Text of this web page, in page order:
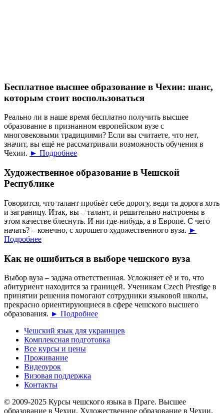
Бесплатное высшее образование в Чехии: шанс,
которым стоит воспользоваться
Реально ли в наше время бесплатно получить высшее
образование в признанном европейском вузе с
многовековыми традициями? Если вы считаете, что нет,
значит, вы ещё не рассматривали возможность обучения в
Чехии. ► Подробнее
Художественное образование в Чешской
Республике
Говорится, что талант пробьёт себе дорогу, веди та дорога хоть
и заграницу. Итак, вы – талант, и решительно настроены в
этом качестве блеснуть. И ни где-нибудь, а в Европе. С чего
начать? – конечно, с хорошего художественного вуза. ►
Подробнее
Как не ошибиться в выборе чешского вуза
Выбор вуза – задача ответственная. Усложняет её и то, что
абитуриент находится за границей. Ученикам Czech Prestige в
принятии решения помогают сотрудники языковой школы,
прекрасно ориентирующиеся в сфере чешского высшего
образования. ► Подробнее
Чешский язык для украинцев
Комплексная подготовка
Все курсы и цены
Проживание
Видеоурок
Визовая поддержка
Контакты
© 2009-2025 Курсы чешского языка в Праге. Высшее
образование в Чехии. Художественное образование в Чехии.